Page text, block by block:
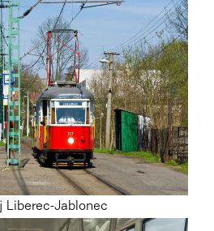
Liberec-Jablonec